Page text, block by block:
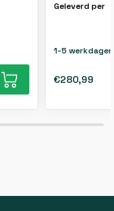
Geleverd per
1-5
€280,99